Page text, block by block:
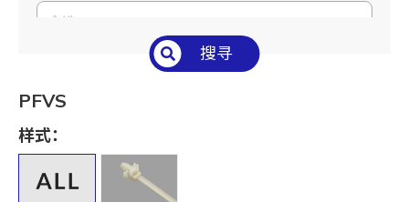
全选
全选
长 L mm / inch
搜寻
PFVS
样式：